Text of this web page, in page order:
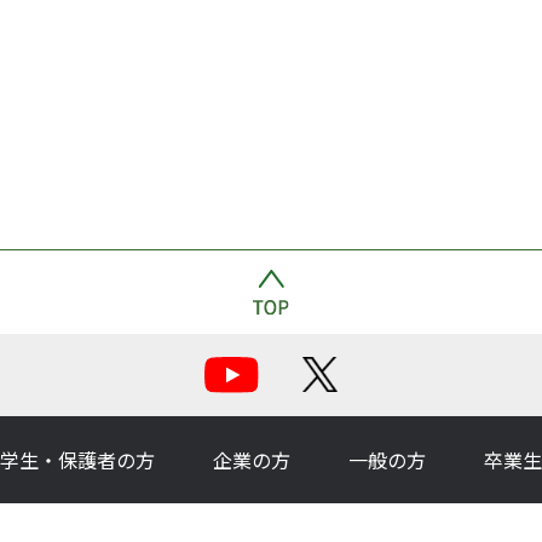
生・保護者の方 企業の方 一般の方 卒業